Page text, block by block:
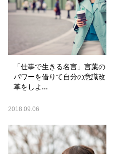
「仕事で生きる名言」言葉の
パワーを借りて自分の意識改
革をしよ...
2018.09.06